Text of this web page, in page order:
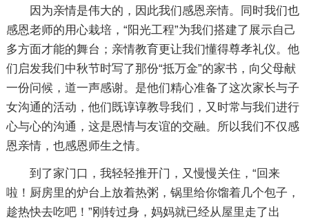
因为亲情是伟大的，因此我们感恩亲情。同时我们也
感恩老师的用心栽培，“阳光工程”为我们搭建了展示自己
多方面才能的舞台；亲情教育更让我们懂得尊孝礼仪。他
们启发我们中秋节时写了那份“抵万金”的家书，向父母献
一份问候，道一声感谢。是他们精心准备了这次家长与子
女沟通的活动，他们既谆谆教导我们，又时常与我们进行
心与心的沟通，这是恩情与友谊的交融。所以我们不仅感
恩亲情，也感恩师生之情。
到了家门口，我轻轻推开门，又慢慢关住，“回来
啦！厨房里的炉台上放着热粥，锅里给你馏着几个包子，
趁热快去吃吧！”刚转过身，妈妈就已经从屋里走了出